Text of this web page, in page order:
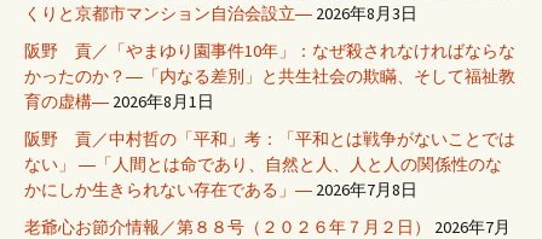
くりと京都市マンション自治会設立― 2026年8月3日
阪野 貢／「やまゆり園事件10年」：なぜ殺されなければならな
かったのか？―「内なる差別」と共生社会の欺瞞、そして福祉教
育の虚構― 2026年8月1日
阪野 貢／中村哲の「平和」考：「平和とは戦争がないことでは
ない」 ―「人間とは命であり、自然と人、人と人の関係性のな
かにしか生きられない存在である」― 2026年7月8日
老爺心お節介情報／第８８号（２０２６年７月２日）
2026年7月